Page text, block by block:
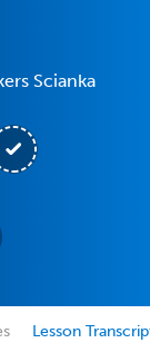
Scianka
Lesson